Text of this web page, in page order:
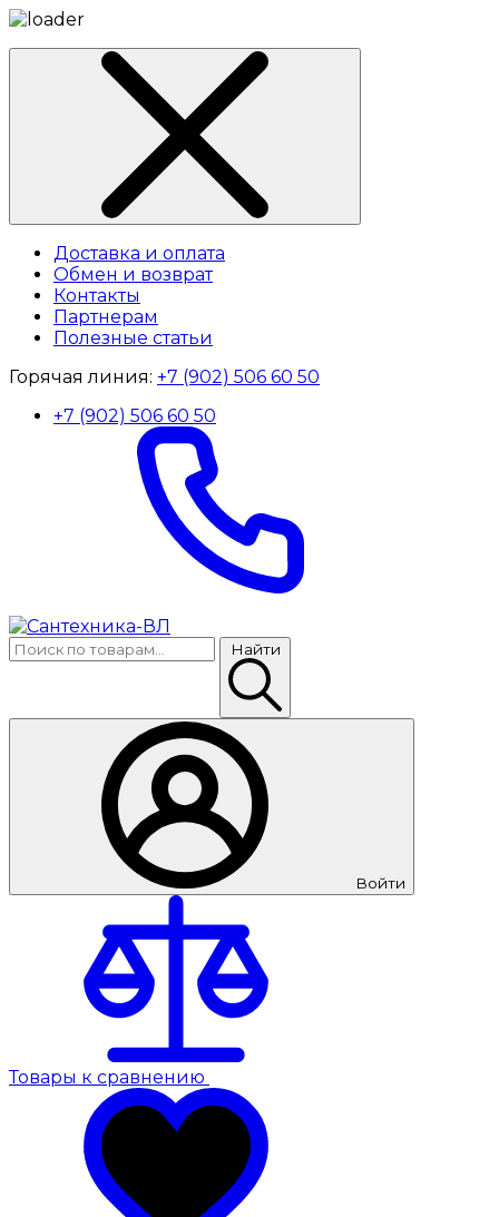
Доставка и оплата
Обмен и возврат
Контакты
Партнерам
Полезные статьи
Горячая линия: +7 (902) 506 60 50
+7 (902) 506 60 50
Найти
Войти
Товары к сравнению